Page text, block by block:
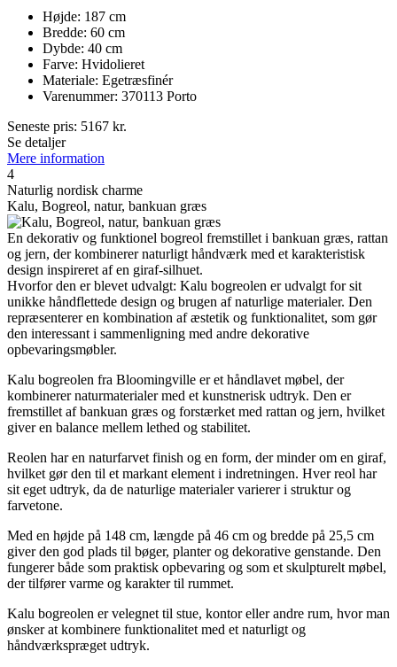
Højde: 187 cm
Bredde: 60 cm
Dybde: 40 cm
Farve: Hvidolieret
Materiale: Egetræsfinér
Varenummer: 370113 Porto
Seneste pris: 5167 kr.
Se detaljer
Mere information
4
Naturlig nordisk charme
Kalu, Bogreol, natur, bankuan græs
En dekorativ og funktionel bogreol fremstillet i bankuan græs, rattan
og jern, der kombinerer naturligt håndværk med et karakteristisk
design inspireret af en giraf-silhuet.
Hvorfor den er blevet udvalgt: Kalu bogreolen er udvalgt for sit
unikke håndflettede design og brugen af naturlige materialer. Den
repræsenterer en kombination af æstetik og funktionalitet, som gør
den interessant i sammenligning med andre dekorative
opbevaringsmøbler.
Kalu bogreolen fra Bloomingville er et håndlavet møbel, der
kombinerer naturmaterialer med et kunstnerisk udtryk. Den er
fremstillet af bankuan græs og forstærket med rattan og jern, hvilket
giver en balance mellem lethed og stabilitet.
Reolen har en naturfarvet finish og en form, der minder om en giraf,
hvilket gør den til et markant element i indretningen. Hver reol har
sit eget udtryk, da de naturlige materialer varierer i struktur og
farvetone.
Med en højde på 148 cm, længde på 46 cm og bredde på 25,5 cm
giver den god plads til bøger, planter og dekorative genstande. Den
fungerer både som praktisk opbevaring og som et skulpturelt møbel,
der tilfører varme og karakter til rummet.
Kalu bogreolen er velegnet til stue, kontor eller andre rum, hvor man
ønsker at kombinere funktionalitet med et naturligt og
håndværkspræget udtryk.